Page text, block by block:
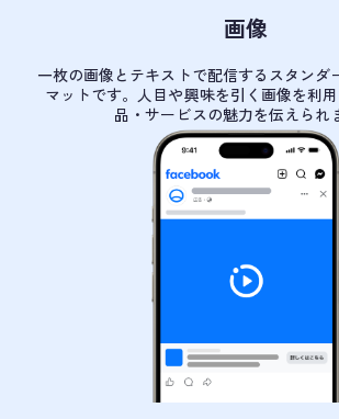
画像
一枚の画像とテキストで配信するスタンダ
マットです。人目や興味を引く画像を利
品・サービスの魅力を伝えられ